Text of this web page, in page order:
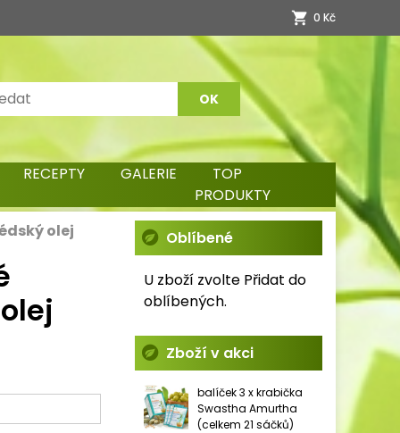
0 Kč
RECEPTY GALERIE
TOP
PRODUKTY
olej
Oblíbené
U zboží zvolte Přidat do
oblíbených.
Zboží v akci
balíček 3 x krabička
Swastha Amurtha
(celkem 21 sáčků)